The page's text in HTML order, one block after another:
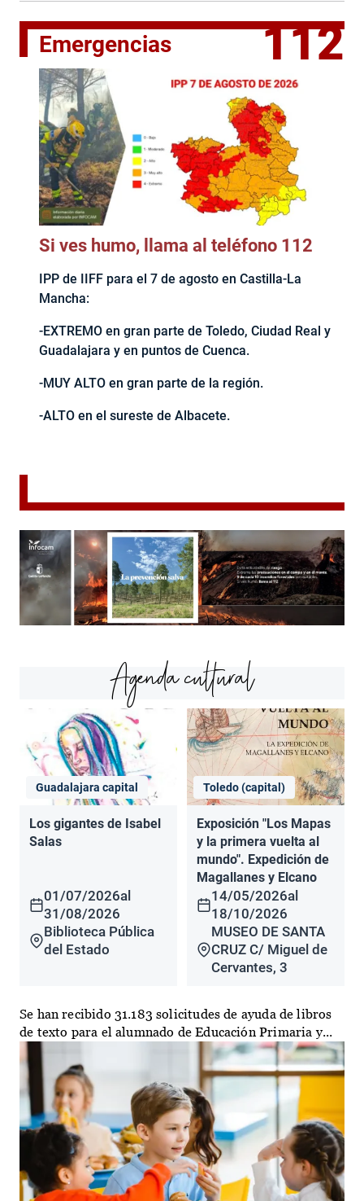
Emergencias 112
Si ves humo, llama al teléfono 112
IPP de IIFF para el 7 de agosto en Castilla-La
Mancha:
-EXTREMO en gran parte de Toledo, Ciudad Real y
Guadalajara y en puntos de Cuenca.
-MUY ALTO en gran parte de la región.
-ALTO en el sureste de Albacete.
Agenda cultural
Guadalajara capital
Los gigantes de Isabel
Salas
01/07/2026al
31/08/2026
Biblioteca Pública
del Estado
Toledo (capital)
Exposición "Los Mapas
y la primera vuelta al
mundo". Expedición de
Magallanes y Elcano
14/05/2026al
18/10/2026
MUSEO DE SANTA
CRUZ C/ Miguel de
Cervantes, 3
Se han recibido 31.183 solicitudes de ayuda de libros
de texto para el alumnado de Educación Primaria y...